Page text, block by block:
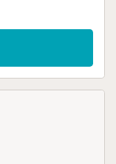
con maravillosas
con barbacoa,
dobles, capacidad
abierta
radiadores en